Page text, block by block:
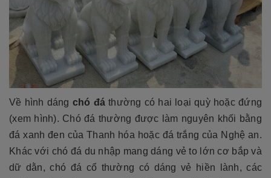
Về hình dáng chó đá thường có hai loại quỳ hoặc đứng
(xem hình). Chó đá thường được làm nguyên khối bằng
đá xanh đen của Thanh hóa hoặc đá trắng của Nghệ an.
Khác với chó đá du nhập mang dáng vẻ to lớn cơ bắp và
dữ dằn, chó đá cổ thường có dáng vẻ hiền lành, các